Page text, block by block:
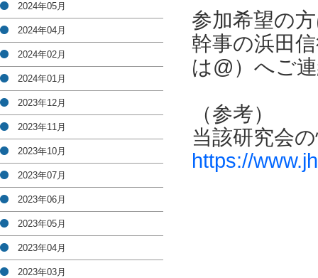
参加希望の
幹事の浜田
は@）へご
（参考）
当該研究会
https://
2024年05月
2024年04月
2024年02月
2024年01月
2023年12月
2023年11月
2023年10月
2023年07月
2023年06月
2023年05月
2023年04月
2023年03月